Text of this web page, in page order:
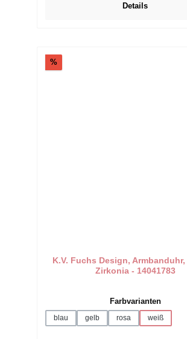
Details
%Rabatt
K.V. Fuchs Design, Armbanduhr,
Zirkonia - 14041783
Farbvarianten
blau gelb rosa weiß